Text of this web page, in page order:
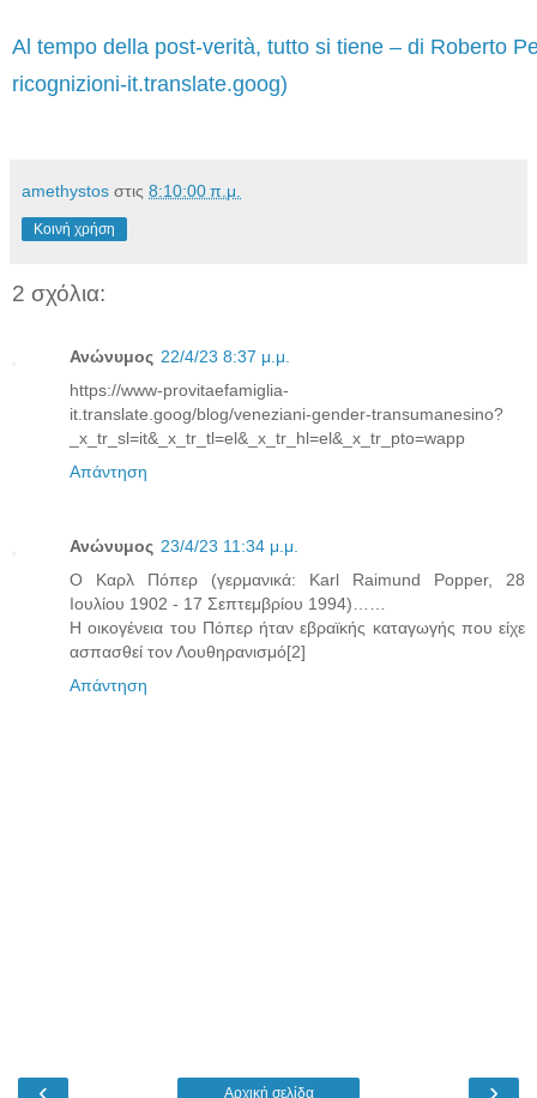
Al tempo della post-verità, tutto si tiene – di Roberto
ricognizioni-it.translate.goog)
amethystos στις 8:10:00 π.μ.
Κοινή χρήση
2 σχόλια:
Ανώνυμος 22/4/23 8:37 μ.μ.
https://www-provitaefamiglia-
it.translate.goog/blog/veneziani-gender-transumanesino?
_x_tr_sl=it&_x_tr_tl=el&_x_tr_hl=el&_x_tr_pto=wapp
Απάντηση
Ανώνυμος 23/4/23 11:34 μ.μ.
Ο Καρλ Πόπερ (γερμανικά: Karl Raimund Popper, 28
Ιουλίου 1902 - 17 Σεπτεμβρίου 1994)……
Η οικογένεια του Πόπερ ήταν εβραϊκής καταγωγής που είχε
ασπασθεί τον Λουθηρανισμό[2]
Απάντηση
Αρχική σελίδα